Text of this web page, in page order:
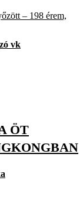
– 198 érem,
vk
ÖT